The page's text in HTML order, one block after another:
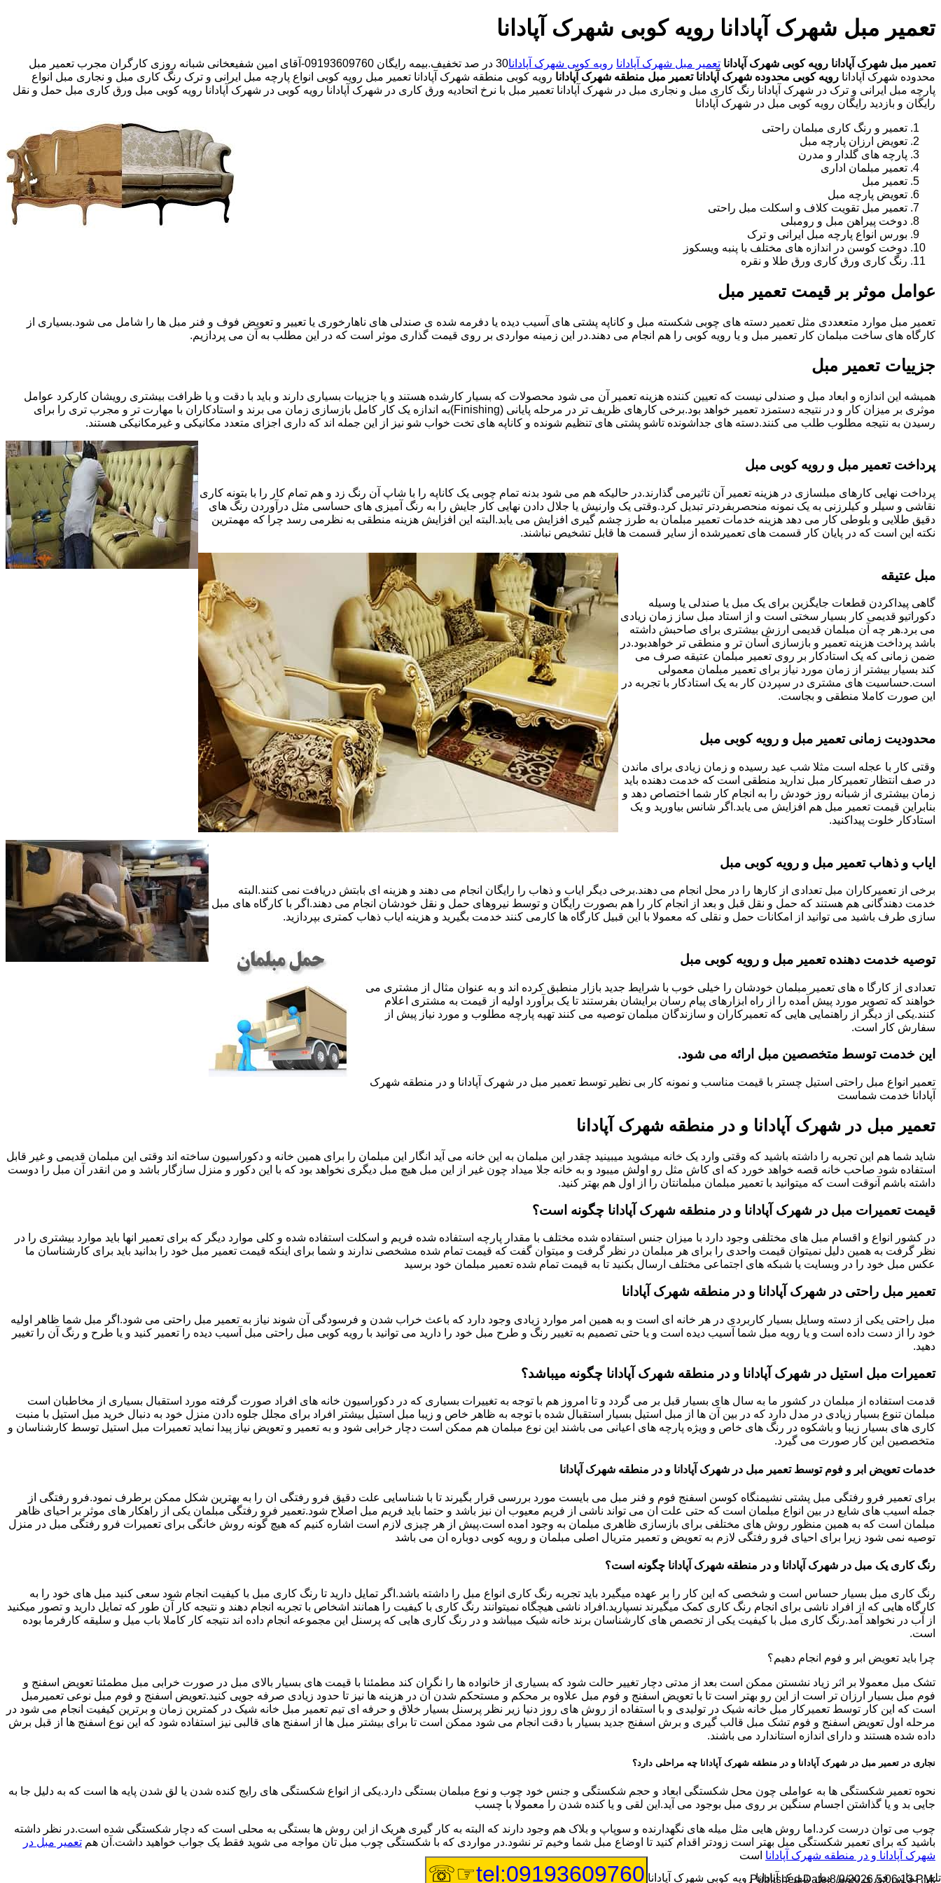
تعمیر مبل شهرک آپادانا رویه کوبی شهرک آپادانا
تعمیر مبل شهرک آپادانا رویه کوبی شهرک آپادانا تعمیر مبل شهرک آپادانا رویه کوبی شهرک آپادانا
30 در صد تخفیف.بیمه رایگان 09193609760-آقای امین شفیعخانی شبانه روزی کارگران مجرب تعمیر مبل
محدوده شهرک آپادانا رویه کوبی محدوده شهرک آپادانا تعمیر مبل منطقه شهرک آپادانا رویه کوبی منطقه شهرک آپادانا تعمیر مبل رویه کوبی انواع پارچه مبل ایرانی و ترک رنگ کاری مبل و نجاری مبل انواع
پارچه مبل ایرانی و ترک در شهرک آپادانا رنگ کاری مبل و نجاری مبل در شهرک آپادانا تعمیر مبل با نرخ اتحادیه ورق کاری در شهرک آپادانا رویه کوبی در شهرک آپادانا رویه کوبی مبل ورق کاری مبل حمل و نقل
رایگان و بازدید رایگان رویه کوبی مبل در شهرک آپادانا
تعمیر و رنگ کاری مبلمان راحتی
تعویض ارزان پارچه مبل
پارچه های گلدار و مدرن
تعمیر مبلمان اداری
تعمیر مبل
تعویض پارچه مبل
تعمیر مبل تقویت کلاف و اسکلت مبل راحتی
دوخت پیراهن مبل و رومبلی
بورس انواع پارچه مبل ایرانی و ترک
دوخت کوسن در اندازه های مختلف با پنبه ویسکوز
رنگ کاری ورق کاری ورق طلا و نقره
عوامل موثر بر قیمت تعمیر مبل
تعمیر مبل موارد متععددی مثل تعمیر دسته های چوبی شکسته مبل و کاناپه پشتی های آسیب دیده یا دفرمه شده ی صندلی های ناهارخوری یا تعییر و تعویض فوف و فنر مبل ها را شامل می شود.بسیاری از
کارگاه های ساخت مبلمان کار تعمیر مبل و یا رویه کوبی را هم انجام می دهند.در این زمینه مواردی بر روی قیمت گذاری موثر است که در این مطلب به آن می پردازیم.
جزییات تعمیر مبل
همیشه این اندازه و ابعاد مبل و صندلی نیست که تعیین کننده هزینه تعمیر آن می شود محصولات که بسیار کارشده هستند و یا جزییات بسیاری دارند و باید با دقت و یا ظرافت بیشتری رویشان کارکرد عوامل
موثری بر میزان کار و در نتیجه دستمزد تعمیر خواهد بود.برخی کارهای ظریف تر در مرحله پایانی (Finishing)به اندازه یک کار کامل بازسازی زمان می برند و استادکاران با مهارت تر و مجرب تری را برای
رسیدن به نتیجه مطلوب طلب می کنند.دسته های جداشونده تاشو پشتی های تنظیم شونده و کاناپه های تخت خواب شو نیز از این جمله اند که داری اجزای متعدد مکانیکی و غیرمکانیکی هستند.
پرداخت تعمیر مبل و رویه کوبی مبل
پرداخت نهایی کارهای مبلسازی در هزینه تعمیر آن تاثیرمی گذارند.در حالیکه هم می شود بدنه تمام چوبی یک کاناپه را با شاپ آن رنگ زد و هم تمام کار را با بتونه کاری
نقاشی و سیلر و کیلرزنی به یک نمونه منحصربفردتر تبدیل کرد.وقتی یک وارنیش یا جلال دادن نهایی کار جایش را به رنگ آمیزی های حساسی مثل درآوردن رنگ های
دقیق طلایی و بلوطی کار می دهد هزینه خدمات تعمیر مبلمان به طرز چشم گیری افزایش می یابد.البته این افزایش هزینه منطقی به نظرمی رسد چرا که مهمترین
نکته این است که در پایان کار قسمت های تعمیرشده از سایر قسمت ها قابل تشخیص نباشند.
مبل عتیقه
گاهی پیداکردن قطعات جایگزین برای یک مبل یا صندلی یا وسیله
دکوراتیو قدیمی کار بسیار سختی است و از استاد مبل ساز زمان زیادی
می برد.هر چه آن مبلمان قدیمی ارزش بیشتری برای صاحبش داشته
باشد پرداخت هزینه تعمیر و بازسازی آسان تر و منطقی تر خواهدبود.در
ضمن زمانی که یک استادکار بر روی تعمیر مبلمان عتیقه صرف می
کند بسیار بیشتر از زمان مورد نیاز برای تعمیر مبلمان معمولی
است.حساسیت های مشتری در سپردن کار به یک استادکار با تجربه در
این صورت کاملا منطقی و بجاست.
محدودیت زمانی تعمیر مبل و رویه کوبی مبل
وقتی کار با عجله است مثلا شب عید رسیده و زمان زیادی برای ماندن
در صف انتظار تعمیرکار مبل ندارید منطقی است که خدمت دهنده باید
زمان بیشتری از شبانه روز خودش را به انجام کار شما اختصاص دهد و
بنابراین قیمت تعمیر مبل هم افزایش می یابد.اگر شانس بیاورید و یک
استادکار خلوت پیداکنید.
ایاب و ذهاب تعمیر مبل و رویه کوبی مبل
برخی از تعمیرکاران مبل تعدادی از کارها را در محل انجام می دهند.برخی دیگر ایاب و ذهاب را رایگان انجام می دهند و هزینه ای بابتش دریافت نمی کنند.البته
خدمت دهندگانی هم هستند که حمل و نقل قبل و بعد از انجام کار را هم بصورت رایگان و توسط نیروهای حمل و نقل خودشان انجام می دهند.اگر با کارگاه های مبل
سازی طرف باشید می توانید از امکانات حمل و نقلی که معمولا با این قبیل کارگاه ها کارمی کنند خدمت بگیرید و هزینه ایاب ذهاب کمتری بپردازید.
توصیه خدمت دهنده تعمیر مبل و رویه کوبی مبل
تعدادی از کارگا ه های تعمیر مبلمان خودشان را خیلی خوب با شرایط جدید بازار منطبق کرده اند و به عنوان مثال از مشتری می
خواهند که تصویر مورد پیش آمده را از راه ابزارهای پیام رسان برایشان بفرستند تا یک برآورد اولیه از قیمت به مشتری اعلام
کنند.یکی از دیگر از راهنمایی هایی که تعمیرکاران و سازندگان مبلمان توصیه می کنند تهیه پارچه مطلوب و مورد نیاز پیش از
سفارش کار است.
این خدمت توسط متخصصین مبل ارائه می شود.
تعمیر انواع مبل راحتی استیل چستر با قیمت مناسب و نمونه کار بی نظیر توسط تعمیر مبل در شهرک آپادانا و در منطقه شهرک
آپادانا خدمت شماست
تعمیر مبل در شهرک آپادانا و در منطقه شهرک آپادانا
شاید شما هم این تجربه را داشته باشید که وقتی وارد یک خانه میشوید میبینید چقدر این مبلمان به این خانه می آید انگار این مبلمان را برای همین خانه و دکوراسیون ساخته اند وقتی این مبلمان قدیمی و غیر قابل
استفاده شود صاحب خانه قصه خواهد خورد که ای کاش مثل رو اولش میبود و به خانه جلا میداد چون غیر از این مبل هیچ مبل دیگری نخواهد بود که با این دکور و منزل سازگار باشد و من انقدر آن مبل را دوست
داشته باشم آنوقت است که میتوانید با تعمیر مبلمان مبلمانتان را از اول هم بهتر کنید.
قیمت تعمیرات مبل در شهرک آپادانا و در منطقه شهرک آپادانا چگونه است؟
در کشور انواع و اقسام مبل های مختلفی وجود دارد با میزان جنس استفاده شده مختلف با مقدار پارچه استفاده شده فریم و اسکلت استفاده شده و کلی موارد دیگر که برای تعمیر انها باید موارد بیشتری را در
نظر گرفت به همین دلیل نمیتوان قیمت واحدی را برای هر مبلمان در نظر گرفت و میتوان گفت که قیمت تمام شده مشخصی ندارند و شما برای اینکه قیمت تعمیر مبل خود را بدانید باید برای کارشناسان ما
عکس مبل خود را در وبسایت یا شبکه های اجتماعی مختلف ارسال بکنید تا به قیمت تمام شده تعمیر مبلمان خود برسید
تعمیر مبل راحتی در شهرک آپادانا و در منطقه شهرک آپادانا
مبل راحتی یکی از دسته وسایل بسیار کاربردی در هر خانه ای است و به همین امر موارد زیادی وجود دارد که باعث خراب شدن و فرسودگی آن شوند نیاز به تعمیر مبل راحتی می شود.اگر مبل شما ظاهر اولیه
خود را از دست داده است و یا رویه مبل شما آسیب دیده است و یا حتی تصمیم به تغییر رنگ و طرح مبل خود را دارید می توانید با رویه کوبی مبل راحتی مبل آسیب دیده را تعمیر کنید و یا طرح و رنگ آن را تغییر
دهید.
تعمیرات مبل استیل در شهرک آپادانا و در منطقه شهرک آپادانا چگونه میباشد؟
قدمت استفاده از مبلمان در کشور ما به سال های بسیار قبل بر می گردد و تا امروز هم با توجه به تغییرات بسیاری که در دکوراسیون خانه های افراد صورت گرفته مورد استقبال بسیاری از مخاطبان است
مبلمان تنوع بسیار زیادی در مدل دارد که در بین آن ها از مبل استیل بسیار استقبال شده با توجه به ظاهر خاص و زیبا مبل استیل بیشتر افراد برای مجلل جلوه دادن منزل خود به دنبال خرید مبل استیل با منبت
کاری های بسیار زیبا و باشکوه در رنگ های خاص و ویژه پارچه های اعیانی می باشند این نوع مبلمان هم ممکن است دچار خرابی شود و به تعمیر و تعویض نیاز پیدا نماید تعمیرات مبل استیل توسط کارشناسان و
متخصصین این کار صورت می گیرد.
خدمات تعویض ابر و فوم توسط تعمیر مبل در شهرک آپادانا و در منطقه شهرک آپادانا
برای تعمیر فرو رفتگی مبل پشتی نشیمنگاه کوسن اسفنج فوم و فنر مبل می بایست مورد بررسی قرار بگیرند تا با شناسایی علت دقیق فرو رفتگی ان را به بهترین شکل ممکن برطرف نمود.فرو رفتگی از
جمله اسیب های شایع در بین انواع مبلمان است که حتی علت ان می تواند ناشی از فریم معیوب ان نیز باشد و حتما باید فریم مبل اصلاح شود.تعمیر فرو رفتگی مبلمان یکی از راهکار های موثر بر احیای ظاهر
مبلمان است که به همین منظور روش های مختلفی برای بازسازی ظاهری مبلمان به وجود امده است.پیش از هر چیزی لازم است اشاره کنیم که هیچ گونه روش خانگی برای تعمیرات فرو رفتگی مبل در منزل
توصیه نمی شود زیرا برای احیای فرو رفتگی لازم به تعویض و تعمیر متریال اصلی مبلمان و رویه کوبی دوباره ان می باشد
رنگ کاری یک مبل در شهرک آپادانا و در منطقه شهرک آپادانا چگونه است؟
رنگ کاری مبل بسیار حساس است و شخصی که این کار را بر عهده میگیرد باید تجربه رنگ کاری انواع مبل را داشته باشد.اگر تمایل دارید تا رنگ کاری مبل با کیفیت انجام شود سعی کنید مبل های خود را به
کارگاه هایی که از افراد ناشی برای انجام رنگ کاری کمک میگیرند نسپارید.افراد ناشی هیچگاه نمیتوانند رنگ کاری با کیفیت را همانند اشخاص با تجربه انجام دهند و نتیجه کار آن طور که تمایل دارید و تصور میکنید
از آب در نخواهد آمد.رنگ کاری مبل با کیفیت یکی از تخصص های کارشناسان برند خانه شیک میباشد و در رنگ کاری هایی که پرسنل این مجموعه انجام داده اند نتیجه کار کاملا باب میل و سلیقه کارفرما بوده
است.
چرا باید تعویض ابر و فوم انجام دهیم؟
تشک مبل معمولا بر اثر زیاد نشستن ممکن است بعد از مدتی دچار تغییر حالت شود که بسیاری از خانواده ها را نگران کند مطمئنا با قیمت های بسیار بالای مبل در صورت خرابی مبل مطمئنا تعویض اسفنج و
فوم مبل بسیار ارزان تر است از این رو بهتر است تا با تعویض اسفنج و فوم مبل علاوه بر محکم و مستحکم شدن آن در هزینه ها نیز تا حدود زیادی صرفه جویی کنید.تعویض اسفنج و فوم مبل نوعی تعمیرمبل
است که این کار توسط تعمیرکار مبل خانه شیک در تولیدی و با استفاده از روش های روز دنیا زیر نظر پرسنل بسیار خلاق و حرفه ای تیم تعمیر مبل خانه شیک در کمترین زمان و برترین کیفیت انجام می شود در
مرحله اول تعویض اسفنج و فوم تشک مبل قالب گیری و برش اسفنج جدید بسیار با دقت انجام می شود ممکن است تا برای بیشتر مبل ها از اسفنج های قالبی نیز استفاده شود که این نوع اسفنج ها از قبل برش
داده شده هستند و دارای اندازه استاندارد می باشند.
نجاری در تعمیر مبل در شهرک آپادانا و در منطقه شهرک آپادانا چه مراحلی دارد؟
نحوه تعمیر شکستگی ها به عواملی چون محل شکستگی ابعاد و حجم شکستگی و جنس خود چوب و نوع مبلمان بستگی دارد.یکی از انواع شکستگی های رایج کنده شدن یا لق شدن پایه ها است که به دلیل جا به
جایی بد و یا گذاشتن اجسام سنگین بر روی مبل بوجود می آید.این لقی و یا کنده شدن را معمولا با چسب
چوب می توان درست کرد.اما روش هایی مثل میله های نگهدارنده و سوپاپ و بلاک هم وجود دارند که البته به کار گیری هریک از این روش ها بستگی به محلی است که دچار شکستگی شده است.در نظر داشته
باشید که برای تعمیر شکستگی مبل بهتر است زودتر اقدام کنید تا اوضاع مبل شما وخیم تر نشود.در مواردی که با شکستگی چوب مبل تان مواجه می شوید فقط یک جواب خواهید داشت.آن هم تعمیر مبل در
شهرک آپادانا و در منطقه شهرک آپادانا است
:Published Date:
8/9/2026 5:06:13 PM
تلفن تماس فوریتعمیر مبل شهرک آپادانا رویه کوبی شهرک آپادانا tel:09193609760
☞☏